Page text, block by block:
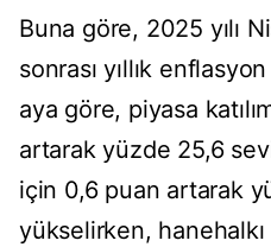
Buna göre, 2025 yılı
sonrası yıllık
aya göre, piyasa
artarak yüzde 25,6
için 0,6 puan artarak
yükselirken,